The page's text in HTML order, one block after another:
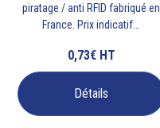
piratage / anti RFID fabriqué en
France. Prix indicatif...
0,73€ HT
Détails